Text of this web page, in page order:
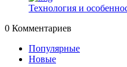
Технология и
0 Комментариев
Популярные
Новые